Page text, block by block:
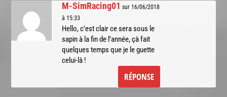
M-SimRacing01 sur 16/06/2018
à 15:33
Hello, c’est clair ce sera sous le
sapin à la fin de l’année, çà fait
quelques temps que je le guette
celui-là !
RÉPONSE